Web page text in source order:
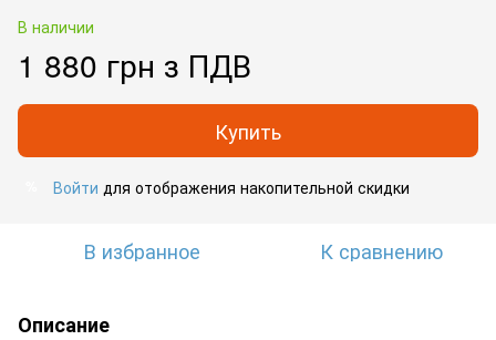
В наличии
1 880 грн з ПДВ
Купить
Войти для отображения накопительной скидки
В избранное К сравнению
Описание